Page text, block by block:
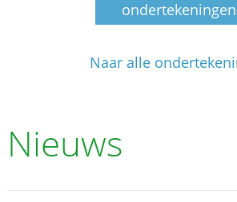
ondertekeningen
Naar alle
Nieuws